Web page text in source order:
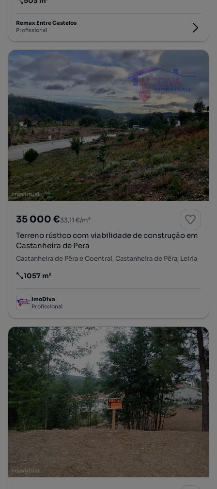
Preço por metro quadrado
Remax Entre Castelos
Profissional
35 000 €33,11 €/m²
Terreno rústico com viabilidade de construção em
Castanheira de Pera
Castanheira de Pêra e Coentral, Castanheira de Pêra, Leiria
Preço por metro quadrado
1057 m²
ImoDiva
Profissional